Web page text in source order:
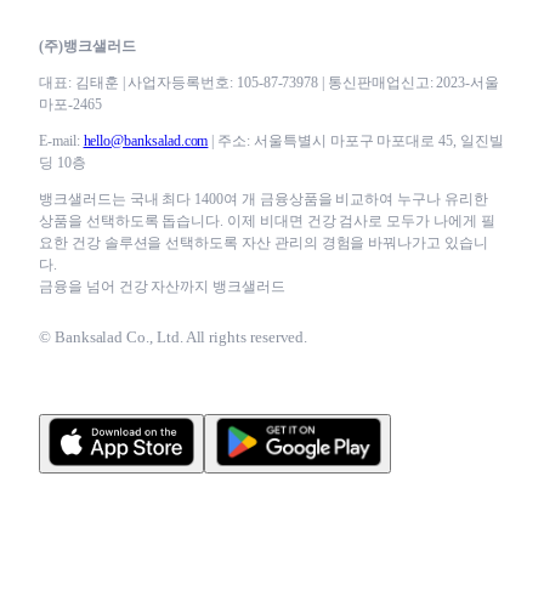
(주)뱅크샐러드
대표: 김태훈 | 사업자등록번호: 105-87-73978 | 통신판매업신고: 2023-서울
마포-2465
E-mail: hello@banksalad.com | 주소: 서울특별시 마포구 마포대로 45, 일진빌
딩 10층
뱅크샐러드는 국내 최다 1400여 개 금융상품을 비교하여 누구나 유리한
상품을 선택하도록 돕습니다. 이제 비대면 건강 검사로 모두가 나에게 필
요한 건강 솔루션을 선택하도록 자산 관리의 경험을 바꿔나가고 있습니
다.
금융을 넘어 건강 자산까지 뱅크샐러드
© Banksalad Co., Ltd. All rights reserved.